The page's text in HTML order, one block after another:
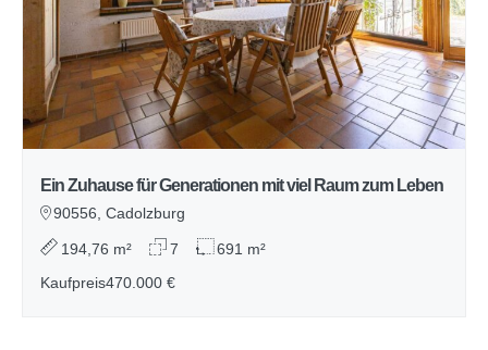
Ein Zuhause für Generationen mit viel Raum zum Leben
90556, Cadolzburg
194,76 m² 7
691 m²
Kaufpreis470.000 €